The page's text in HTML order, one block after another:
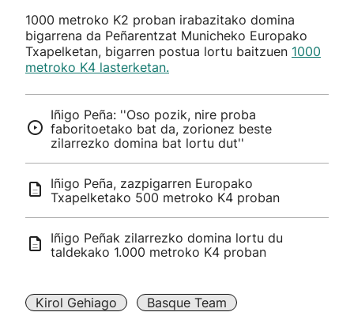
1000 metroko K2 proban irabazitako domina
bigarrena da Peñarentzat Municheko Europako
Txapelketan, bigarren postua lortu baitzuen 1000
metroko K4 lasterketan.
Iñigo Peña: ''Oso pozik, nire proba
faboritoetako bat da, zorionez beste
zilarrezko domina bat lortu dut''
Iñigo Peña, zazpigarren Europako
Txapelketako 500 metroko K4 proban
Iñigo Peñak zilarrezko domina lortu du
taldekako 1.000 metroko K4 proban
Kirol Gehiago Basque Team